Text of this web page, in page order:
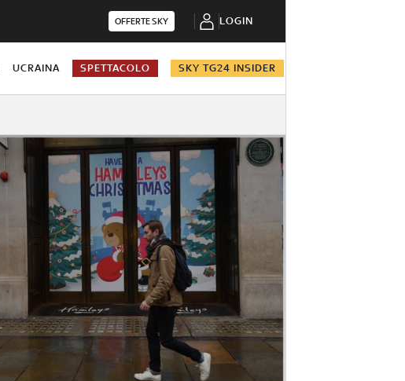
OFFERTE SKY LOGIN
UCRAINA SPETTACOLO SKY TG24 INSIDER